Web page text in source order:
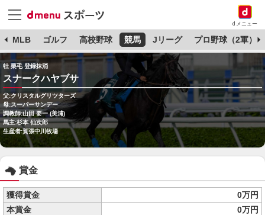
dメニュー
MLB ゴルフ 高校野球 競馬 Jリーグ プロ野球（2軍）
牡 栗毛 登録抹消
スナークハヤブサ
父:クリスタルグリツターズ
母:スーパーサンデー
調教師:山田 要一 (美浦)
馬主:杉本 仙次郎
生産者:賀張中川牧場
賞金
獲得賞金
0万円
本賞金
0万円